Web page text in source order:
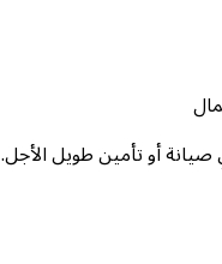
صيانة أو تأمين طويل الأجل.